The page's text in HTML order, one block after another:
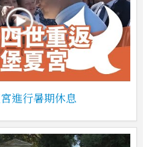
進行暑期休息